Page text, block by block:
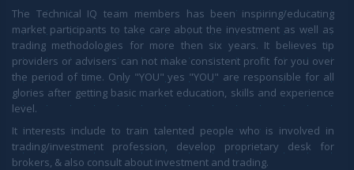
investment goals, objectives, trading experience and
your personal risk tolerance.We do believe
subscribers/viewers acting on these
recommendations or views after assuming all the risk
involved then reach to actual judgment for buy or sell.
Our site will never ever create any intention for bad
information. This is only for your information and
http://technicaliq.com/terms-and-conditions/
The Technical IQ team members has been inspiring/educating
market participants to take care about the investment as well as
trading methodologies for more then six years. It believes tip
providers or advisers can not make consistent profit for you over
the period of time. Only "YOU" yes "YOU" are responsible for all
glories after getting basic market education, skills and experience
level.
It interests include to train talented people who is involved in
trading/investment profession, develop proprietary desk for
brokers, & also consult about investment and trading.